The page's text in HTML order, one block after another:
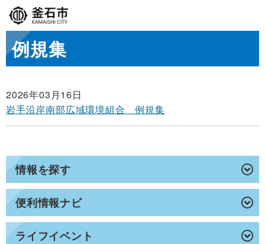
情報を探す
便利情報ナビ
ライフイベント
例規集
2026年03月16日
岩手沿岸南部広域環境組合 例規集